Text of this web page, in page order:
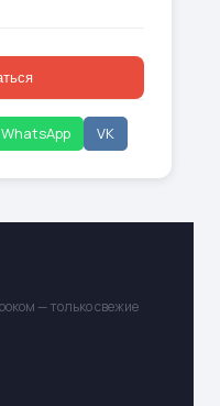
WhatsApp VK
— только свежие